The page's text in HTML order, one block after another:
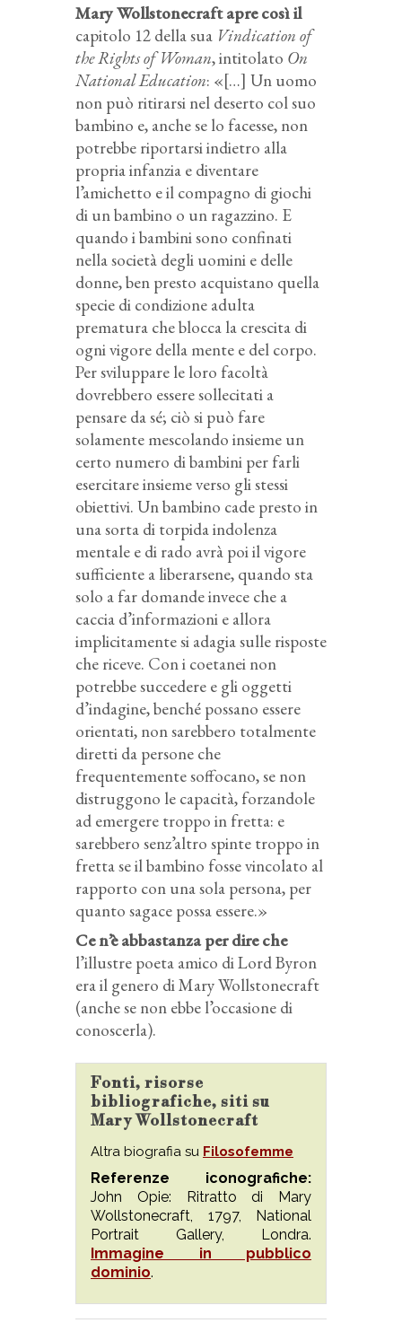
Mary Wollstonecraft apre così il
capitolo 12 della sua Vindication of
the Rights of Woman, intitolato On
National Education: «[…] Un uomo
non può ritirarsi nel deserto col suo
bambino e, anche se lo facesse, non
potrebbe riportarsi indietro alla
propria infanzia e diventare
l’amichetto e il compagno di giochi
di un bambino o un ragazzino. E
quando i bambini sono confinati
nella società degli uomini e delle
donne, ben presto acquistano quella
specie di condizione adulta
prematura che blocca la crescita di
ogni vigore della mente e del corpo.
Per sviluppare le loro facoltà
dovrebbero essere sollecitati a
pensare da sé; ciò si può fare
solamente mescolando insieme un
certo numero di bambini per farli
esercitare insieme verso gli stessi
obiettivi. Un bambino cade presto in
una sorta di torpida indolenza
mentale e di rado avrà poi il vigore
sufficiente a liberarsene, quando sta
solo a far domande invece che a
caccia d’informazioni e allora
implicitamente si adagia sulle risposte
che riceve. Con i coetanei non
potrebbe succedere e gli oggetti
d’indagine, benché possano essere
orientati, non sarebbero totalmente
diretti da persone che
frequentemente soffocano, se non
distruggono le capacità, forzandole
ad emergere troppo in fretta: e
sarebbero senz’altro spinte troppo in
fretta se il bambino fosse vincolato al
rapporto con una sola persona, per
quanto sagace possa essere.»
Ce n’è abbastanza per dire che
l’illustre poeta amico di Lord Byron
era il genero di Mary Wollstonecraft
(anche se non ebbe l’occasione di
conoscerla).
Fonti, risorse
bibliografiche, siti su
Mary Wollstonecraft
Altra biografia su Filosofemme
Referenze iconografiche:
John Opie: Ritratto di Mary
Wollstonecraft, 1797, National
Portrait Gallery, Londra.
Immagine in pubblico
dominio.